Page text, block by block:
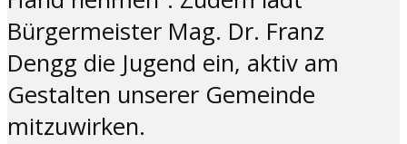
Bürgermeister Mag. Dr. Franz
Dengg die Jugend ein, aktiv am
Gestalten unserer Gemeinde
mitzuwirken.